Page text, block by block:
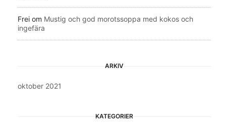
Frei om Mustig och god morotssoppa med kokos och
ingefära
ARKIV
oktober 2021
KATEGORIER